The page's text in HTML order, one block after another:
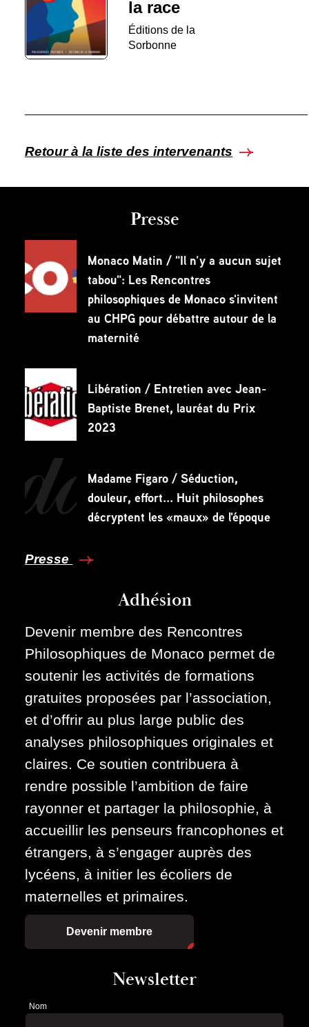
la race
Éditions de la
Sorbonne
Retour à la liste des intervenants
Presse
Monaco Matin / "Il n’y a aucun sujet
tabou": Les Rencontres
philosophiques de Monaco s'invitent
au CHPG pour débattre autour de la
maternité
Libération / Entretien avec Jean-
Baptiste Brenet, lauréat du Prix
2023
Madame Figaro / Séduction,
douleur, effort... Huit philosophes
décryptent les «maux» de l'époque
Presse
Adhésion
Devenir membre des Rencontres
Philosophiques de Monaco permet de
soutenir les activités de formations
gratuites proposées par l’association,
et d’offrir au plus large public des
analyses philosophiques originales et
claires. Ce soutien contribuera à
rendre possible l’ambition de faire
rayonner et partager la philosophie, à
accueillir les penseurs francophones et
étrangers, à s’engager auprès des
lycéens, à initier les écoliers de
maternelles et primaires.
Devenir membre
Newsletter
Newsletter
Nom